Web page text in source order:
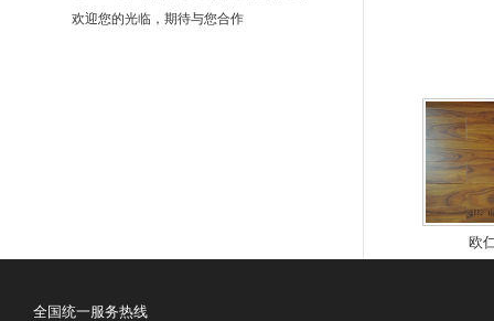
欧
欢迎您的光临，期待与您合作
全国统一服务热线